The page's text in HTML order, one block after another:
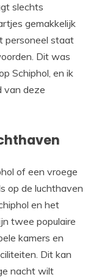
slechts
gemakkelijk
personeel staat
Dit was
Schiphol, en ik
van deze
of een vroege
op de luchthaven
en het
twee populaire
kamers en
Dit kan
nacht wilt